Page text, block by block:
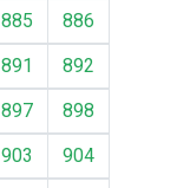
885
886
891
892
897
898
903
904